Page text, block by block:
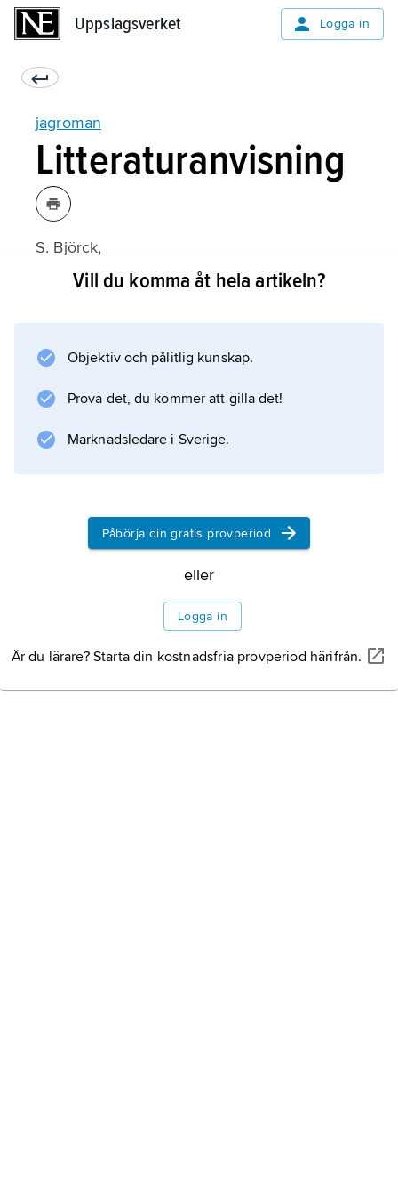
Uppslagsverket Logga in
jagroman
Litteraturanvisning
S. Björck,
Romanens formvärld
Vill du komma åt hela artikeln?
Objektiv och pålitlig kunskap.
Prova det, du kommer att gilla det!
Marknadsledare i Sverige.
Påbörja din gratis provperiod
eller
Logga in
Är du lärare? Starta din kostnadsfria provperiod härifrån.